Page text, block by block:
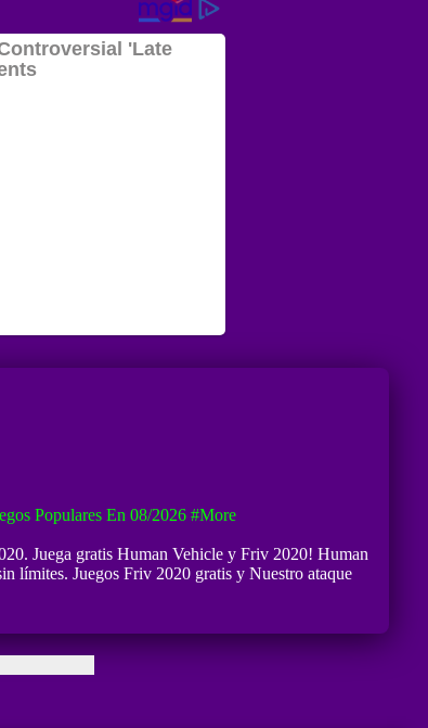
Populares En 08/2026 #more
Juega gratis Human Vehicle y Friv 2020! Human
límites. Juegos Friv 2020 gratis y Nuestro ataque